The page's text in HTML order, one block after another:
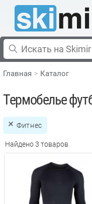
Главная Каталог
Термобелье
Фитнес
Найдено 3 товаров